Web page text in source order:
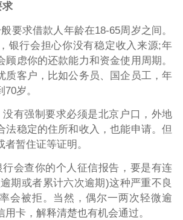
求
要求借款人年龄在18-65周岁之间。
银行会担心你没有稳定收入来源;年
顾虑你的还款能力和资金使用周期。
质客户，比如公务员、国企员工，年
岁。
有强制要求必须是北京户口，外地
法稳定的住所和收入，也能申请。但
暂住证等证明。
会查你的个人征信报告，要是有连
期或者累计六次逾期)这种严重不良
会被拒。当然，偶尔一两次轻微逾
卡，解释清楚也有机会通过。